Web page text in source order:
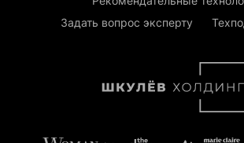
Задать вопрос эксперту